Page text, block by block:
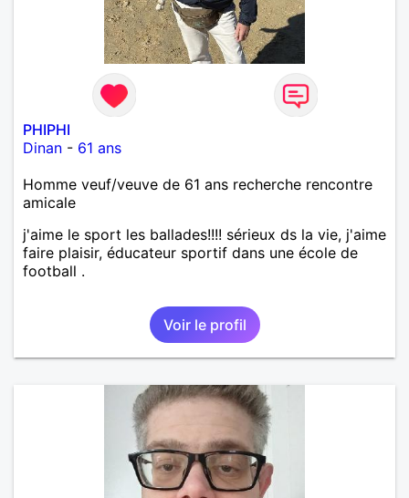
PHIPHI
Dinan - 61 ans
Homme veuf/veuve de 61 ans recherche rencontre
amicale
j'aime le sport les ballades!!!! sérieux ds la vie, j'aime
faire plaisir, éducateur sportif dans une école de
football .
Voir le profil